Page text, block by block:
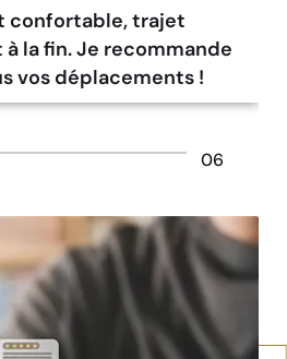
confortable, trajet
la fin. Je recommande
vos déplacements !
06